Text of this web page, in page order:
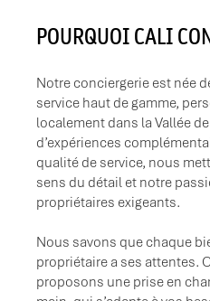
​POURQUOI CALI
Notre conciergerie est née
service haut de gamme,
localement dans la Vallée
d’expériences
qualité de service, nous
sens du détail et notre
propriétaires exigeants.
Nous savons que chaque
propriétaire a ses attentes.
proposons une prise en